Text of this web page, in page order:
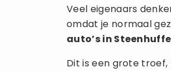
Veel eigenaars
omdat je normaal
auto’s in
Dit is een grote